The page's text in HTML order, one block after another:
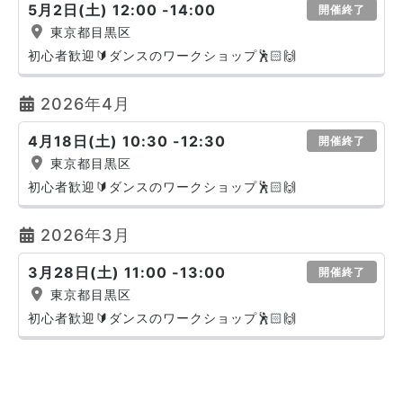
5月2日(土) 12:00 -14:00 開催終了
東京都目黒区
初心者歓迎🔰ダンスのワークショップ🕺🏻🙌
2026年4月
4月18日(土) 10:30 -12:30 開催終了
東京都目黒区
初心者歓迎🔰ダンスのワークショップ🕺🏻🙌
2026年3月
3月28日(土) 11:00 -13:00 開催終了
東京都目黒区
初心者歓迎🔰ダンスのワークショップ🕺🏻🙌